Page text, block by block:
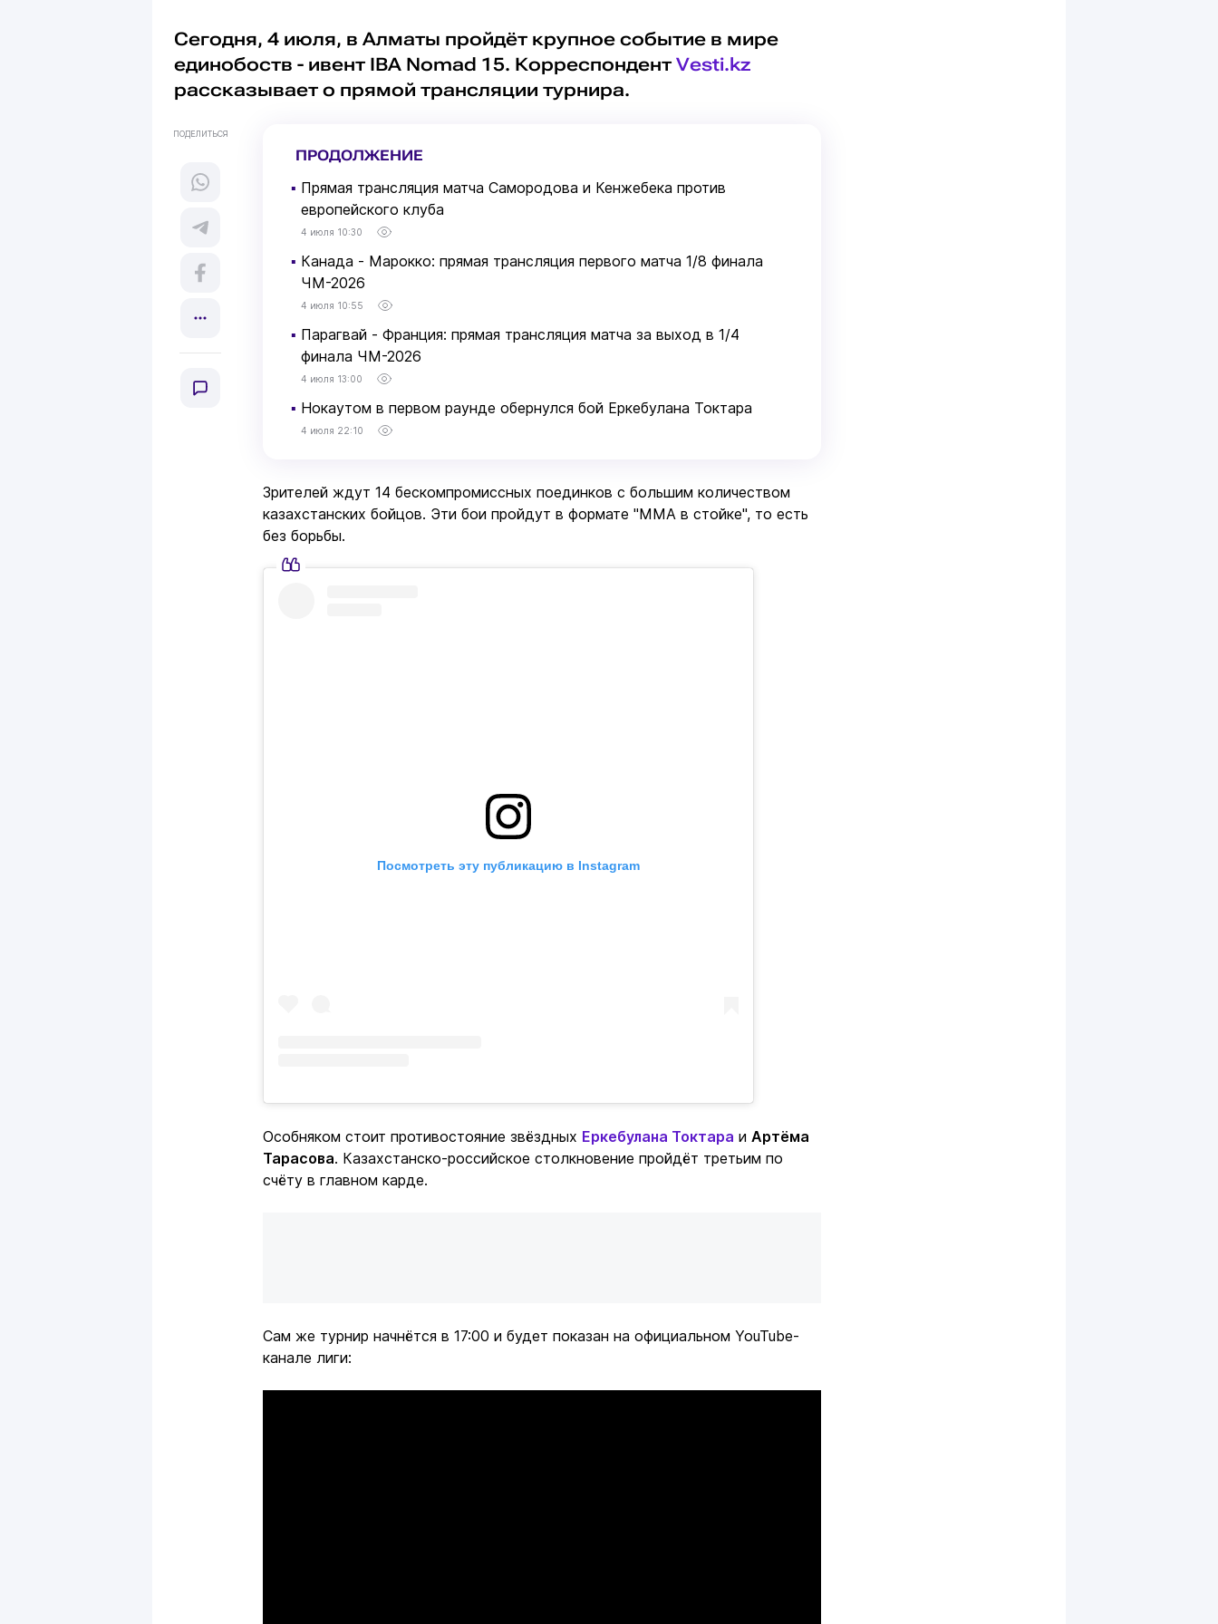
Сегодня, 4 июля, в Алматы пройдёт крупное событие в мире
единобоств - ивент IBA Nomad 15. Корреспондент Vesti.kz
рассказывает о прямой трансляции турнира.
ПОДЕЛИТЬСЯ
ПРОДОЛЖЕНИЕ
▪ Прямая трансляция матча Самородова и Кенжебека против
европейского клуба
4 июля 10:30
▪ Канада - Марокко: прямая трансляция первого матча 1/8 финала
ЧМ-2026
4 июля 10:55
▪ Парагвай - Франция: прямая трансляция матча за выход в 1/4
финала ЧМ-2026
4 июля 13:00
▪ Нокаутом в первом раунде обернулся бой Еркебулана Токтара
4 июля 22:10
Зрителей ждут 14 бескомпромиссных поединков с большим количеством
казахстанских бойцов. Эти бои пройдут в формате "ММА в стойке", то есть
без борьбы.
Посмотреть эту публикацию в Instagram
Особняком стоит противостояние звёздных Еркебулана Токтара и Артёма
Тарасова. Казахстанско-российское столкновение пройдёт третьим по
счёту в главном карде.
Сам же турнир начнётся в 17:00 и будет показан на официальном YouTube-
канале лиги: